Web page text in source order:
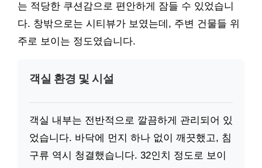
는 적당한 쿠션감으로 편안하게 잠들 수 있었습니
다. 창밖으로는 시티뷰가 보였는데, 주변 건물들 위
주로 보이는 정도였습니다.
객실 환경 및 시설
객실 내부는 전반적으로 깔끔하게 관리되어 있
었습니다. 바닥에 먼지 하나 없이 깨끗했고, 침
구류 역시 청결했습니다. 32인치 정도로 보이